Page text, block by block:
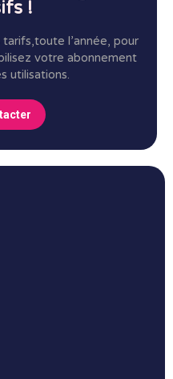
!
l’année, pour
votre abonnement
utilisations.